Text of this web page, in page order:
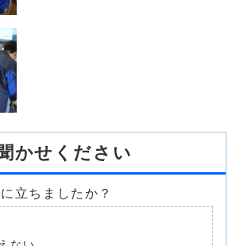
かせください
立ちましたか？